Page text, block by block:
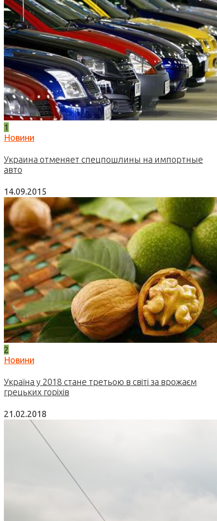
1
Новини
Украина отменяет спецпошлины на импортные
авто
14.09.2015
2
Новини
Україна у 2018 стане третьою в світі за врожаєм
грецьких горіхів
21.02.2018